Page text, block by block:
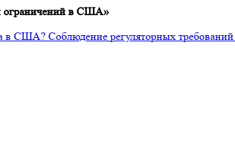
ограничений в США»
в США? Соблюдение регуляторных